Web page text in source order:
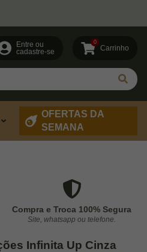
Entre ou
cadastre-se
0
Carrinho
OFERTAS DA
SEMANA
Compra e Troca 100% Segura
Site, whatsapp ou telefone.
Infinita Up Cinza